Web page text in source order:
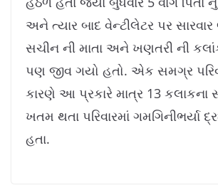
અને ત્યાર બાદ વેન્ટીલેટર પર
સચીન ની માતા અને ખણતરી ની
પણ જીવ ગયો હતો. એક સમગ્ર
કારણે આ પ્રકારે માત્ર 13
ખતમ થતા પરિવારમાં ગમગિનીભર્યા
હતા.